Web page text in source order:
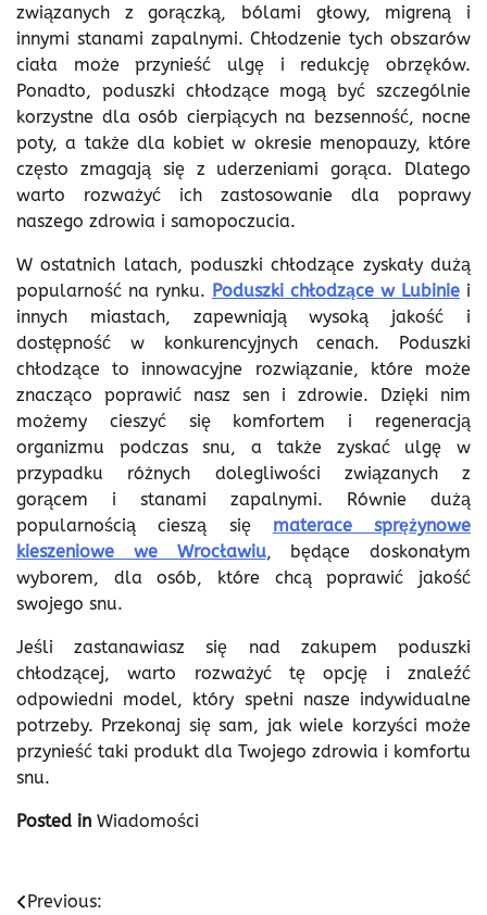
związanych z gorączką, bólami głowy, migreną i
innymi stanami zapalnymi. Chłodzenie tych obszarów
ciała może przynieść ulgę i redukcję obrzęków.
Ponadto, poduszki chłodzące mogą być szczególnie
korzystne dla osób cierpiących na bezsenność, nocne
poty, a także dla kobiet w okresie menopauzy, które
często zmagają się z uderzeniami gorąca. Dlatego
warto rozważyć ich zastosowanie dla poprawy
naszego zdrowia i samopoczucia.
W ostatnich latach, poduszki chłodzące zyskały dużą
popularność na rynku. Poduszki chłodzące w Lubinie i
innych miastach, zapewniają wysoką jakość i
dostępność w konkurencyjnych cenach. Poduszki
chłodzące to innowacyjne rozwiązanie, które może
znacząco poprawić nasz sen i zdrowie. Dzięki nim
możemy cieszyć się komfortem i regeneracją
organizmu podczas snu, a także zyskać ulgę w
przypadku różnych dolegliwości związanych z
gorącem i stanami zapalnymi. Równie dużą
popularnością cieszą się materace sprężynowe
kieszeniowe we Wrocławiu, będące doskonałym
wyborem, dla osób, które chcą poprawić jakość
swojego snu.
Jeśli zastanawiasz się nad zakupem poduszki
chłodzącej, warto rozważyć tę opcję i znaleźć
odpowiedni model, który spełni nasze indywidualne
potrzeby. Przekonaj się sam, jak wiele korzyści może
przynieść taki produkt dla Twojego zdrowia i komfortu
snu.
Posted in Wiadomości
Nawigacja
Previous: